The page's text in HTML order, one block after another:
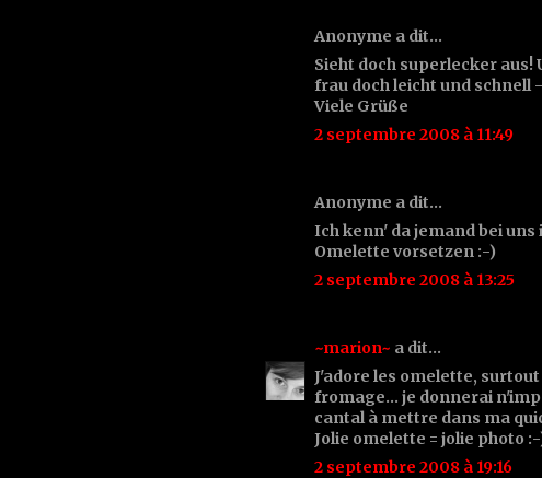
Anonyme a dit…
Sieht doch superlecker aus!
frau doch leicht und schnell
Viele Grüße
2 septembre 2008 à 11:49
Anonyme a dit…
Ich kenn' da jemand bei
Omelette vorsetzen :-)
2 septembre 2008 à 13:25
~marion~ a dit…
J'adore les omelette,
fromage... je donnerai
cantal à mettre dans ma
Jolie omelette = jolie photo
2 septembre 2008 à 19:16